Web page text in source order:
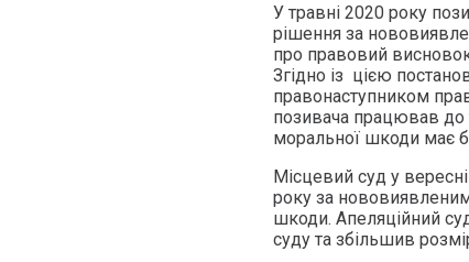
У травні 2020 року
рішення за
про правовий
Згідно із цією
правонаступником
позивача працював до
моральної шкоди має
Місцевий суд у
року за
шкоди. Апеляційний
суду та збільшив